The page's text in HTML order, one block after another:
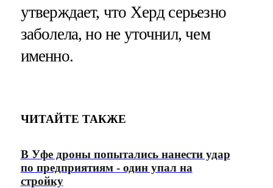
утверждает, что Херд серьезно
заболела, но не уточнил, чем
именно.
ЧИТАЙТЕ ТАКЖЕ
В Уфе дроны попытались нанести удар
по предприятиям - один упал на
стройку